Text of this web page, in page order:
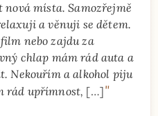
místa. Samozřejmě
a věnuji se dětem.
nebo zajdu za
chlap mám rád auta a
Nekouřím a alkohol piju
rád upřímnost, […]"